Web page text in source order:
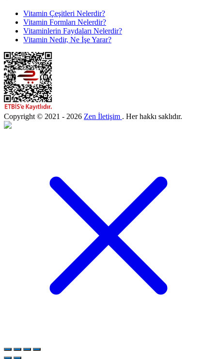
Vitamin Çeşitleri Nelerdir?
Vitamin Formları Nelerdir?
Vitaminlerin Faydaları Nelerdir?
Vitamin Nedir, Ne İşe Yarar?
Copyright © 2021 - 2026 Zen İletişim . Her hakkı saklıdır.